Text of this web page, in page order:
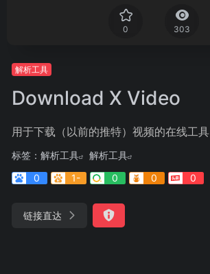
0 303
解析工具
Download X Video
用于下载（以前的推特）视频的在线工具
标签： 解析工具
解析工具
0
1- 0 0 0
链接直达